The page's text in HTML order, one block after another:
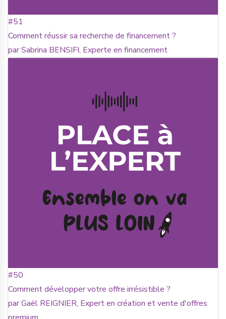
#51
Comment réussir sa recherche de financement ?
par Sabrina BENSIFI, Experte en financement
#50
Comment développer votre offre irrésistible ?
par Gaël REIGNIER, Expert en création et vente d'offres